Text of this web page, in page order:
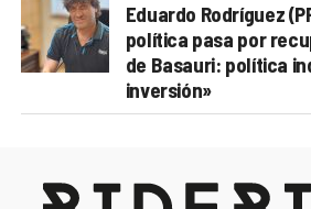
Eduardo Rodríguez
política pasa por
de Basauri: política
inversión»